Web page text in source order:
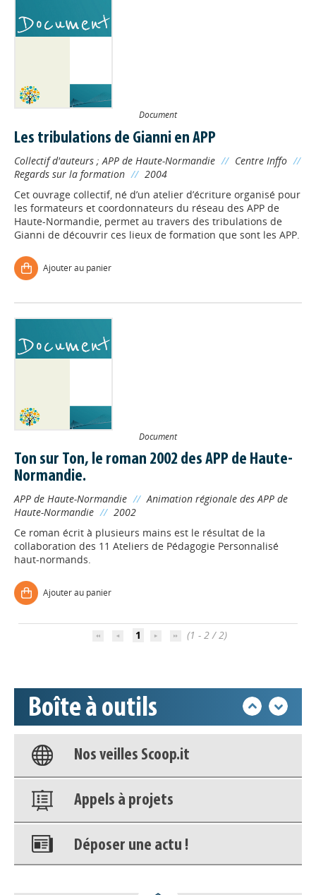
Document
Les tribulations de Gianni en APP
Collectif d'auteurs ;APP de Haute-Normandie // Centre Inffo //
Regards sur la formation // 2004
Cet ouvrage collectif, né d’un atelier d’écriture organisé pour
les formateurs et coordonnateurs du réseau des APP de
Haute-Normandie, permet au travers des tribulations de
Gianni de découvrir ces lieux de formation que sont les APP.
Ajouter au panier
Document
Ton sur Ton, le roman 2002 des APP de Haute-
Normandie.
APP de Haute-Normandie // Animation régionale des APP de
Haute-Normandie // 2002
Ce roman écrit à plusieurs mains est le résultat de la
collaboration des 11 Ateliers de Pédagogie Personnalisé
haut-normands.
Ajouter au panier
1 (1 - 2 / 2)
Boîte à outils
Appels à projets
Base documentaire
Nos veilles Scoop.it
Appels à projets
Déposer une actu !